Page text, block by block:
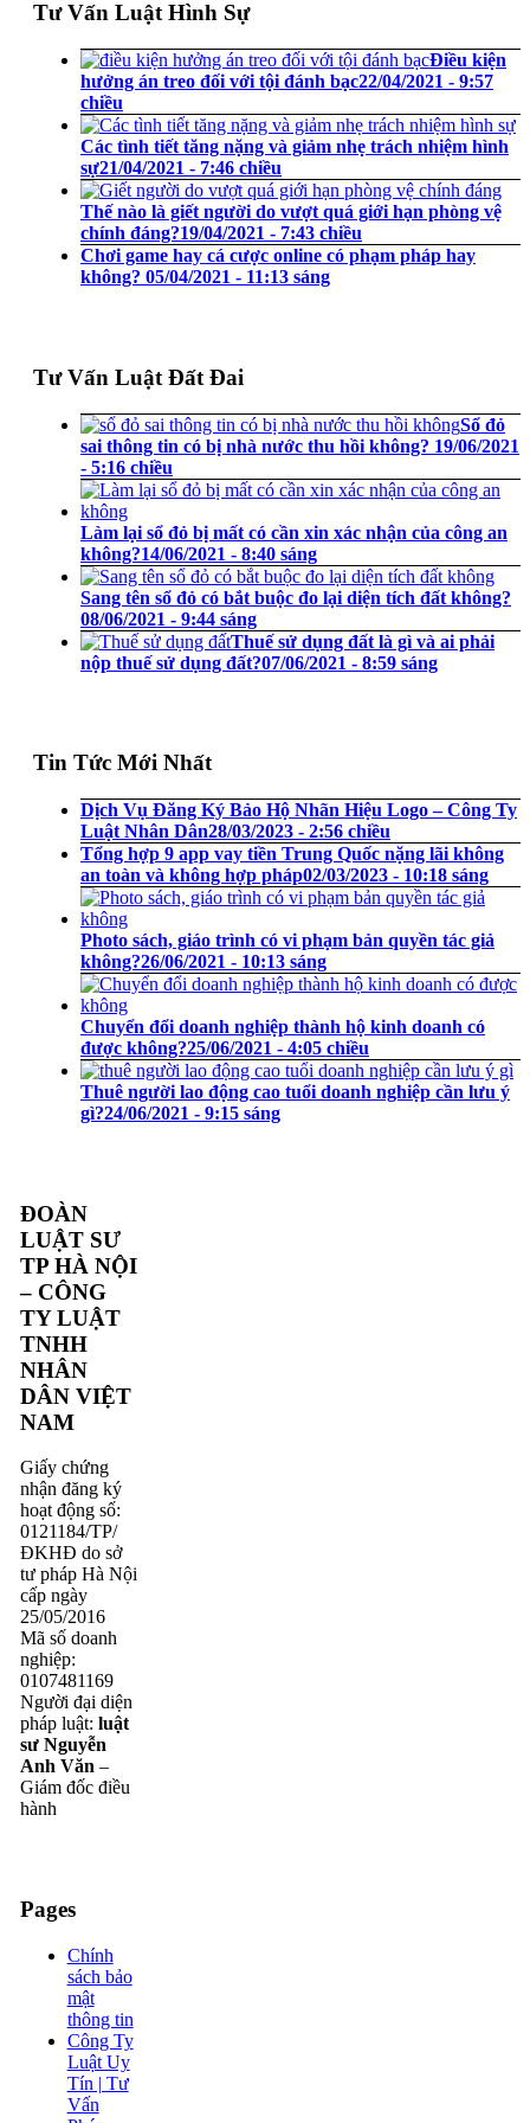
Tư Vấn Luật Hình Sự
Điều kiện
hưởng án treo đối với tội đánh bạc22/04/2021 - 9:57
chiều
Các tình tiết tăng nặng và giảm nhẹ trách nhiệm hình
sự21/04/2021 - 7:46 chiều
Thế nào là giết người do vượt quá giới hạn phòng vệ
chính đáng?19/04/2021 - 7:43 chiều
Chơi game hay cá cược online có phạm pháp hay
không? 05/04/2021 - 11:13 sáng
Tư Vấn Luật Đất Đai
Sổ đỏ
sai thông tin có bị nhà nước thu hồi không? 19/06/2021
- 5:16 chiều
Làm lại sổ đỏ bị mất có cần xin xác nhận của công an
không?14/06/2021 - 8:40 sáng
Sang tên sổ đỏ có bắt buộc đo lại diện tích đất không?
08/06/2021 - 9:44 sáng
Thuế sử dụng đất là gì và ai phải
nộp thuế sử dụng đất?07/06/2021 - 8:59 sáng
Tin Tức Mới Nhất
Dịch Vụ Đăng Ký Bảo Hộ Nhãn Hiệu Logo – Công Ty
Luật Nhân Dân28/03/2023 - 2:56 chiều
Tổng hợp 9 app vay tiền Trung Quốc nặng lãi không
an toàn và không hợp pháp02/03/2023 - 10:18 sáng
Photo sách, giáo trình có vi phạm bản quyền tác giả
không?26/06/2021 - 10:13 sáng
Chuyển đổi doanh nghiệp thành hộ kinh doanh có
được không?25/06/2021 - 4:05 chiều
Thuê người lao động cao tuổi doanh nghiệp cần lưu ý
gì?24/06/2021 - 9:15 sáng
ĐOÀN
LUẬT SƯ
TP HÀ NỘI
– CÔNG
TY LUẬT
TNHH
NHÂN
DÂN VIỆT
NAM
Giấy chứng
nhận đăng ký
hoạt động số:
0121184/TP/
ĐKHĐ do sở
tư pháp Hà Nội
cấp ngày
25/05/2016
Mã số doanh
nghiệp:
0107481169
Người đại diện
pháp luật: luật
sư Nguyễn
Anh Văn–
Giám đốc điều
hành
Pages
Chính
sách bảo
mật
thông tin
Công Ty
Luật Uy
Tín | Tư
Vấn